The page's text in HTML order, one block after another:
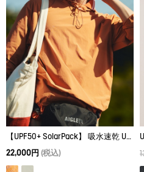
ドライクリーニング処理が
ウェットクリーニング処理
L 71
XL 73
【UPF50+ SolarPack】 吸水速乾 UVカット パーカ
22,000円 (税込)